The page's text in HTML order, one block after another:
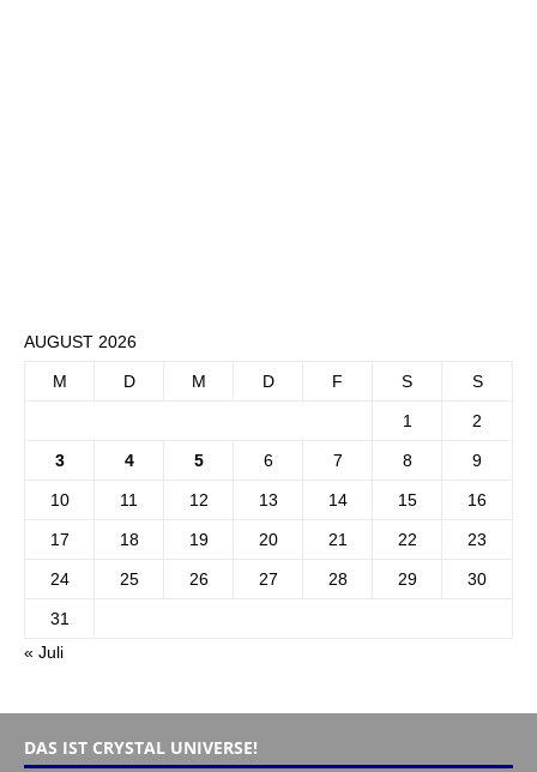
AUGUST 2026
M D M D F S S
1 2
3 4 5 6 7 8 9
10 11 12 13 14 15 16
17 18 19 20 21 22 23
24 25 26 27 28 29 30
31
« Juli
DAS IST CRYSTAL UNIVERSE!